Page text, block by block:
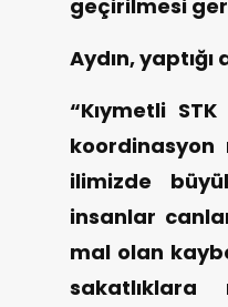
geçirilmesi
Aydın,
“Kıymetli
koordinasyon
ilimizde
insanlar
mal olan